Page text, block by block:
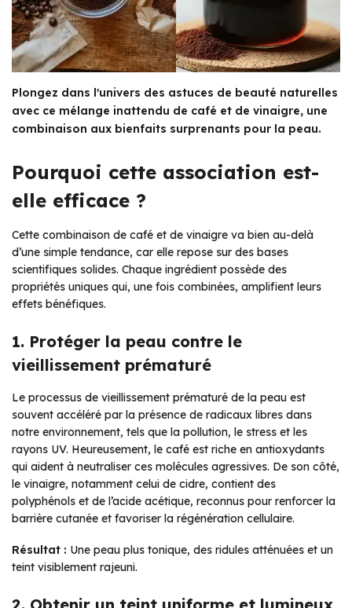
Plongez dans l'univers des astuces de beauté naturelles
avec ce mélange inattendu de café et de vinaigre, une
combinaison aux bienfaits surprenants pour la peau.
Pourquoi cette association est-
elle efficace ?
Cette combinaison de café et de vinaigre va bien au-delà
d’une simple tendance, car elle repose sur des bases
scientifiques solides. Chaque ingrédient possède des
propriétés uniques qui, une fois combinées, amplifient leurs
effets bénéfiques.
1. Protéger la peau contre le
vieillissement prématuré
Le processus de vieillissement prématuré de la peau est
souvent accéléré par la présence de radicaux libres dans
notre environnement, tels que la pollution, le stress et les
rayons UV. Heureusement, le café est riche en antioxydants
qui aident à neutraliser ces molécules agressives. De son côté,
le vinaigre, notamment celui de cidre, contient des
polyphénols et de l’acide acétique, reconnus pour renforcer la
barrière cutanée et favoriser la régénération cellulaire.
Résultat : Une peau plus tonique, des ridules atténuées et un
teint visiblement rajeuni.